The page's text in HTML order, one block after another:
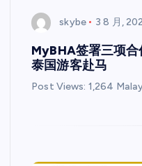
skybe 3 8 月,
MyBHA签署三项
泰国游客赴马
Post Views: 1,264